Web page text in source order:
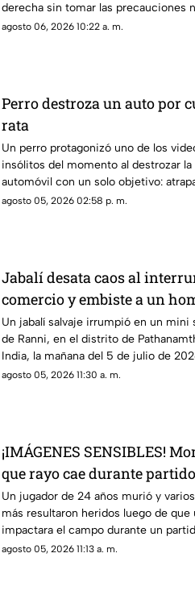
derecha sin tomar las precauciones
Guadalajara, Jalisco
agosto 06, 2026 10:22 a. m.
Perro destroza un auto por
rata
Un perro protagonizó uno de los
insólitos del momento al destrozar la
automóvil con un solo objetivo:
que se había escondido dentro del
agosto 05, 2026 02:58 p. m.
Jabalí desata caos al
comercio y embiste a un
Un jabalí salvaje irrumpió en un mini
de Ranni, en el distrito de
India, la mañana del 5 de julio de
propietaria apenas abría el negocio
agosto 05, 2026 11:30 a. m.
¡IMÁGENES SENSIBLES!
que rayo cae durante
mata a jugador
Un jugador de 24 años murió y
más resultaron heridos luego de que
impactara el campo durante un
la provincia de Narathiwat, Tailandia
agosto 05, 2026 11:13 a. m.